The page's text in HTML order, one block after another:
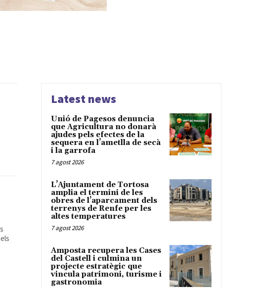
Latest news
Unió de Pagesos denuncia
que Agricultura no donarà
ajudes pels efectes de la
sequera en l’ametlla de secà
i la garrofa
7 agost 2026
L’Ajuntament de Tortosa
amplia el termini de les
obres de l’aparcament dels
terrenys de Renfe per les
altes temperatures
7 agost 2026
Amposta recupera les Cases
del Castell i culmina un
projecte estratègic que
vincula patrimoni, turisme i
gastronomia